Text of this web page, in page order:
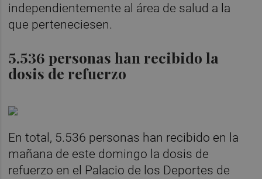
independientemente al área de salud a la
que perteneciesen.
5.536 personas han recibido la
dosis de refuerzo
En total, 5.536 personas han recibido en la
mañana de este domingo la dosis de
refuerzo en el Palacio de los Deportes de